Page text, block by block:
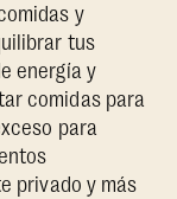
y
tus
energía y
comidas para
para
privado y más